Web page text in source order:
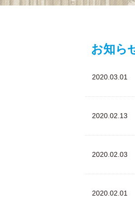
お知ら
2020.03.01
2020.02.13
2020.02.03
2020.02.01